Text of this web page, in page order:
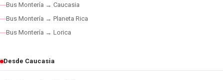
Bus Montería → Caucasia
Bus Montería → Planeta Rica
Bus Montería → Lorica
Desde Caucasia